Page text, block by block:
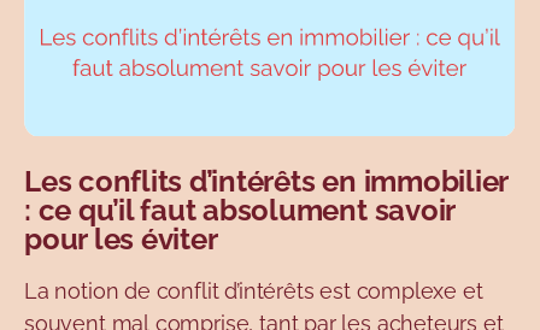
Les conflits d’intérêts en immobilier
: ce qu’il faut absolument savoir
pour les éviter
La notion de conflit d’intérêts est complexe et
souvent mal comprise, tant par les acheteurs et